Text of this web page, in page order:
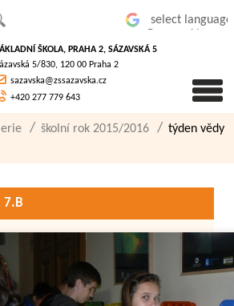
ŠKOLA, PRAHA 2, SÁZAVSKÁ 5
5/830, 120 00 Praha 2
sazavska@zssazavska.cz
+420 277 779 643
školní rok 2015/2016
týden vědy
7.B